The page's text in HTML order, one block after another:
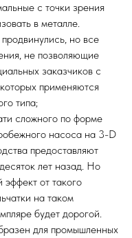
с точки зрения
в металле.
но все
не позволяющие
заказчиков с
применяются
типа;
сложного по форме
насоса на 3-D
предоставляют
лет назад. Но
эффект от такого
на таком
будет дорогой.
для промышленных